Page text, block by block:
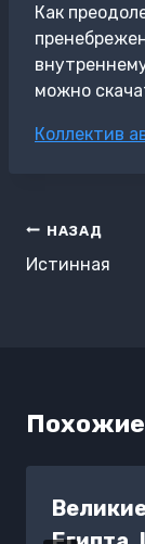
Как
можно
Метки
Коллектив
по
НАЗАД
Истинная
Похожие